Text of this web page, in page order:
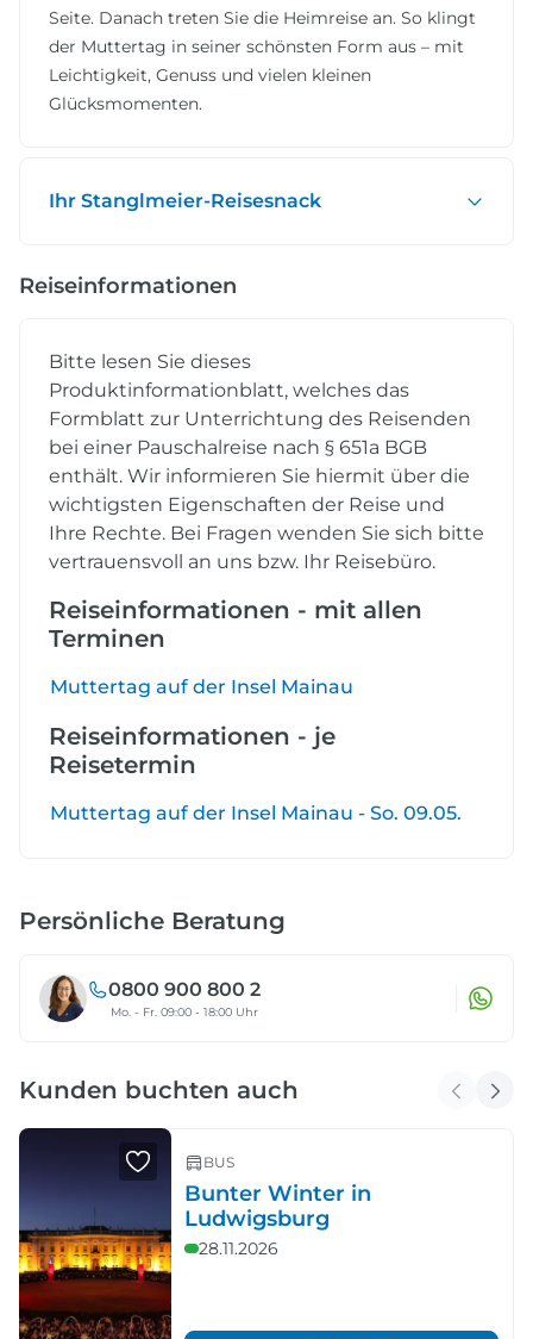
Seite. Danach treten Sie die Heimreise an. So klingt
der Muttertag in seiner schönsten Form aus – mit
Leichtigkeit, Genuss und vielen kleinen
Glücksmomenten.
Ihr Stanglmeier-Reisesnack
Reiseinformationen
Bitte lesen Sie dieses
Produktinformationblatt, welches das
Formblatt zur Unterrichtung des Reisenden
bei einer Pauschalreise nach § 651a BGB
enthält. Wir informieren Sie hiermit über die
wichtigsten Eigenschaften der Reise und
Ihre Rechte. Bei Fragen wenden Sie sich bitte
vertrauensvoll an uns bzw. Ihr Reisebüro.
Reiseinformationen - mit allen
Terminen
Muttertag auf der Insel Mainau
Reiseinformationen - je
Reisetermin
Muttertag auf der Insel Mainau - So. 09.05.
Persönliche Beratung
0800 900 800 2
Mo. - Fr. 09:00 - 18:00 Uhr
Kunden buchten auch
BUS
Bunter Winter in
Ludwigsburg
28.11.2026